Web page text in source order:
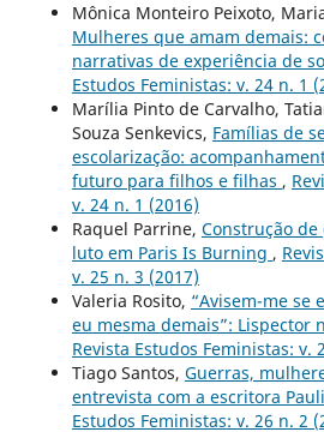
Mônica Monteiro Peixoto,
Mulheres que amam demais:
narrativas de experiência de
Estudos Feministas: v. 24 n. 1
Marília Pinto de Carvalho,
Souza Senkevics, Famílias de
escolarização:
futuro para filhos e filhas ,
v. 24 n. 1 (2016)
Raquel Parrine, Construção
luto em Paris Is Burning ,
v. 25 n. 3 (2017)
Valeria Rosito, “Avisem-me se
eu mesma demais”: Lispector
Revista Estudos Feministas: v.
Tiago Santos, Guerras,
entrevista com a escritora
Estudos Feministas: v. 26 n. 2